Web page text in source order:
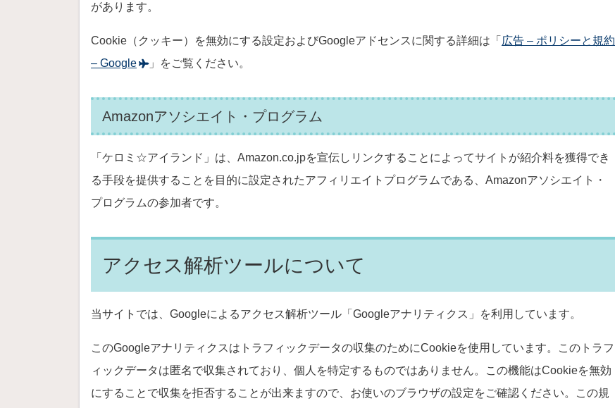
があります。
Cookie（クッキー）を無効にする設定およびGoogleアドセンスに関する詳細は「 広告 – ポリシーと規約
– Google
」をご覧ください。
Amazonアソシエイト・プログラム
「ケロミ☆アイランド」は、Amazon.co.jpを宣伝しリンクすることによってサイトが紹介料を獲得でき
る手段を提供することを目的に設定されたアフィリエイトプログラムである、Amazonアソシエイト・
プログラムの参加者です。
アクセス解析ツールについて
当サイトでは、Googleによるアクセス解析ツール「Googleアナリティクス」を利用しています。
このGoogleアナリティクスはトラフィックデータの収集のためにCookieを使用しています。このトラフ
ィックデータは匿名で収集されており、個人を特定するものではありません。この機能はCookieを無効
にすることで収集を拒否することが出来ますので、お使いのブラウザの設定をご確認ください。この規